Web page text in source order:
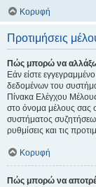
Κορυφή
Προτιμήσεις
Πώς μπορώ να αλλάξω
Εάν είστε
δεδομένων του
Πίνακα Ελέγχου
στο όνομα μέλους σας
συστήματος
ρυθμίσεις και τις
Κορυφή
Πώς μπορώ να